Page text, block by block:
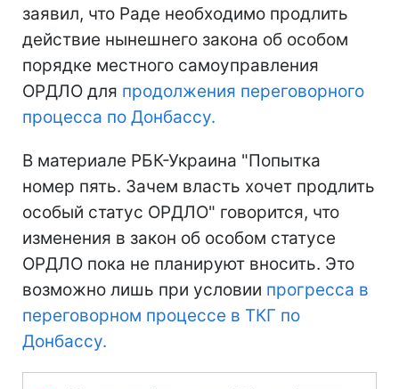
заявил, что Раде необходимо продлить
действие нынешнего закона об особом
порядке местного самоуправления
ОРДЛО для продолжения переговорного
процесса по Донбассу.
В материале РБК-Украина "Попытка
номер пять. Зачем власть хочет продлить
особый статус ОРДЛО" говорится, что
изменения в закон об особом статусе
ОРДЛО пока не планируют вносить. Это
возможно лишь при условии прогресса в
переговорном процессе в ТКГ по
Донбассу.